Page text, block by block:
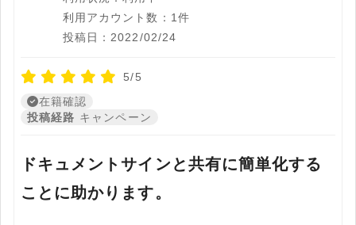
利用アカウント数：1件
投稿日：2022/02/24
5/5
在籍確認
投稿経路 キャンペーン
ドキュメントサインと共有に簡単化する
ことに助かります。